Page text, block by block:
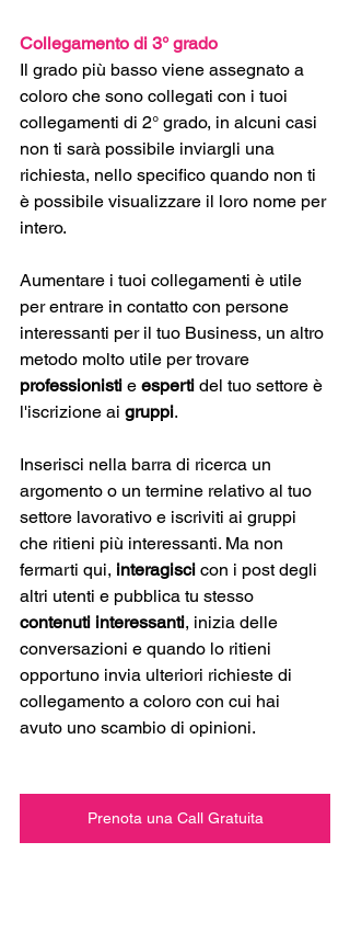
Collegamento di 3° grado
Il grado più basso viene assegnato a
coloro che sono collegati con i tuoi
collegamenti di 2° grado, in alcuni casi
non ti sarà possibile inviargli una
richiesta, nello specifico quando non ti
è possibile visualizzare il loro nome per
intero.
Aumentare i tuoi collegamenti è utile
per entrare in contatto con persone
interessanti per il tuo Business, un altro
metodo molto utile per trovare
professionisti e esperti del tuo settore è
l'iscrizione ai gruppi.
Inserisci nella barra di ricerca un
argomento o un termine relativo al tuo
settore lavorativo e iscriviti ai gruppi
che ritieni più interessanti. Ma non
fermarti qui, interagisci con i post degli
altri utenti e pubblica tu stesso
contenuti interessanti, inizia delle
conversazioni e quando lo ritieni
opportuno invia ulteriori richieste di
collegamento a coloro con cui hai
avuto uno scambio di opinioni.
Prenota una Call Gratuita